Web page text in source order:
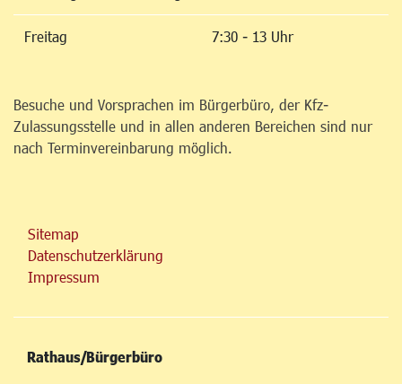
Freitag 7:30 - 13 Uhr
Besuche und Vorsprachen im Bürgerbüro, der Kfz-
Zulassungsstelle und in allen anderen Bereichen sind nur
nach Terminvereinbarung möglich.
Sitemap
Datenschutzerklärung
Impressum
Rathaus/Bürgerbüro